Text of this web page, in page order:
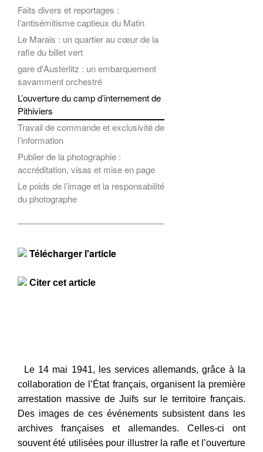
Faits divers et reportages :
l’antisémitisme captieux du Matin
Le Marais : un quartier au cœur de la
rafle du billet vert
gare d'Austerlitz : un embarquement
savamment orchestré
L’ouverture du camp d’internement de
Pithiviers
Travail de commande et exclusivité de
l’information
Publier de la photographie :
accréditation, visas et mise en page
Le poids de l’image et la responsabilité
du photographe
Télécharger l'article
Citer cet article
Le 14 mai 1941, les services allemands, grâce à la
collaboration de l’État français, organisent la première
arrestation massive de Juifs sur le territoire français.
Des images de ces événements subsistent dans les
archives françaises et allemandes. Celles-ci ont
souvent été utilisées pour illustrer la rafle et l’ouverture